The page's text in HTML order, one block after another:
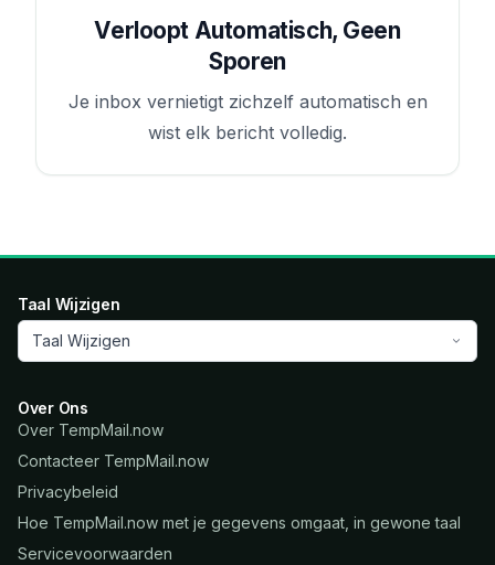
Verloopt Automatisch, Geen
Sporen
Je inbox vernietigt zichzelf automatisch en
wist elk bericht volledig.
Taal Wijzigen
Taal Wijzigen
Over Ons
Over TempMail.now
Contacteer TempMail.now
Privacybeleid
Hoe TempMail.now met je gegevens omgaat, in gewone taal
Servicevoorwaarden